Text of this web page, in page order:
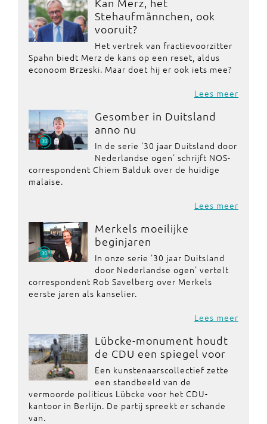
Stehaufmännchen, ook
vooruit?
Het vertrek van fractievoorzitter
Spahn biedt Merz de kans op een reset, aldus
econoom Brzeski. Maar doet hij er ook iets mee?
Lees meer
Gesomber in Duitsland
anno nu
In de serie '30 jaar Duitsland door
Nederlandse ogen' schrijft NOS-
correspondent Chiem Balduk over de huidige
malaise.
Lees meer
Merkels moeilijke
beginjaren
In onze serie '30 jaar Duitsland
door Nederlandse ogen' vertelt
correspondent Rob Savelberg over Merkels
eerste jaren als kanselier.
Lees meer
Lübcke-monument houdt
de CDU een spiegel voor
Een kunstenaarscollectief zette
een standbeeld van de
vermoorde politicus Lübcke voor het CDU-
kantoor in Berlijn. De partij spreekt er schande
van.